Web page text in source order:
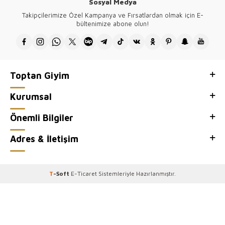
Tüm ürünlerimizin tasarımı firmamıza ait olup Türkiye'de üretilmektedir.
Kazee toptan kadın giyim mağazamızın, toptan satış sitesi Kazee
Official'ı ziyaretiniz için teşekkür ederiz.
Sosyal Medya
Takipçilerimize Özel Kampanya ve Fırsatlardan olmak için E-
bültenimize abone olun!
Toptan Giyim
Kurumsal
Önemli Bilgiler
Adres & İletişim
T-Soft E-Ticaret Sistemleriyle Hazırlanmıştır.